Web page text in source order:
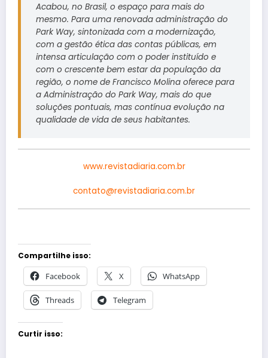
Acabou, no Brasil, o espaço para mais do
mesmo. Para uma renovada administração do
Park Way, sintonizada com a modernização,
com a gestão ética das contas públicas, em
intensa articulação com o poder instituído e
com o crescente bem estar da população da
região, o nome de Francisco Molina oferece para
a Administração do Park Way, mais do que
soluções pontuais, mas contínua evolução na
qualidade de vida de seus habitantes.
www.revistadiaria.com.br
contato@revistadiaria.com.br
Compartilhe isso:
Facebook X WhatsApp
Threads Telegram
Curtir isso: